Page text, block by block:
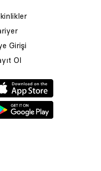
Girişi
Ol
Ltd. Şti. Bu Sitede Bulunan